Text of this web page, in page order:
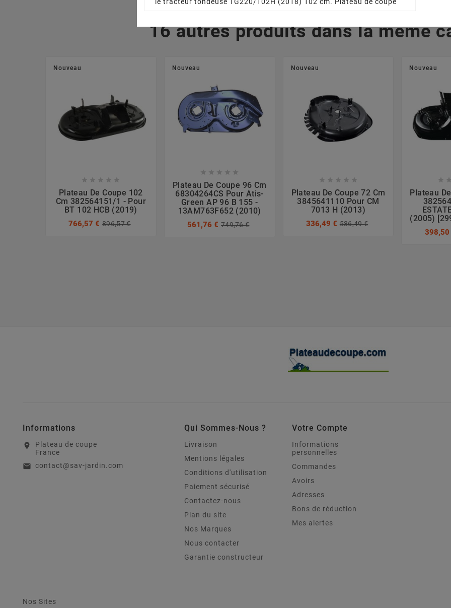
16 autres produits dans la même
Nouveau
    
Plateau De Coupe 102
Cm 382564151/1 - Pour
BT 102 HCB (2019)
766,57 € 896,57 €
Nouveau
    
Plateau De Coupe 96 Cm
68304264CS Pour Atis-
Green AP 96 B 155 -
13AM763F652 (2010)
561,76 € 749,76 €
Nouveau
    
Plateau De Coupe 72 Cm
3845641110 Pour CM
7013 H (2013)
336,49 € 586,49 €
Nouveau
 
Plateau
(2005)
398,50
Informations
location_on
Plateau de coupe
France
email contact@sav-jardin.com
Qui Sommes-Nous ?
Livraison
Mentions légales
Conditions d'utilisation
Paiement sécurisé
Contactez-nous
Plan du site
Nos Marques
Nous contacter
Garantie constructeur
Votre Compte
Informations
personnelles
Commandes
Avoirs
Adresses
Bons de réduction
Mes alertes
Nos Sites